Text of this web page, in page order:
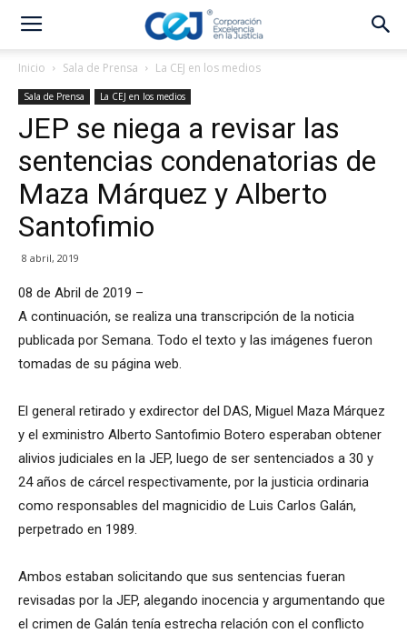
Inicio Sala de Prensa La CEJ en los medios
Sala de Prensa La CEJ en los medios
JEP se niega a revisar las
sentencias condenatorias de
Maza Márquez y Alberto
Santofimio
8 abril, 2019
08 de Abril de 2019 –
A continuación, se realiza una transcripción de la noticia
publicada por Semana. Todo el texto y las imágenes fueron
tomadas de su página web.
El general retirado y exdirector del DAS, Miguel Maza Márquez
y el exministro Alberto Santofimio Botero esperaban obtener
alivios judiciales en la JEP, luego de ser sentenciados a 30 y
24 años de cárcel respectivamente, por la justicia ordinaria
como responsables del magnicidio de Luis Carlos Galán,
perpetrado en 1989.
Ambos estaban solicitando que sus sentencias fueran
revisadas por la JEP, alegando inocencia y argumentando que
el crimen de Galán tenía estrecha relación con el conflicto